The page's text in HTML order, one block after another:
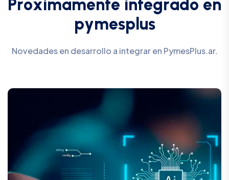
Proximamente integrado en
pymesp us
Novedades en desarrollo a integrar en PymesPlus.ar.